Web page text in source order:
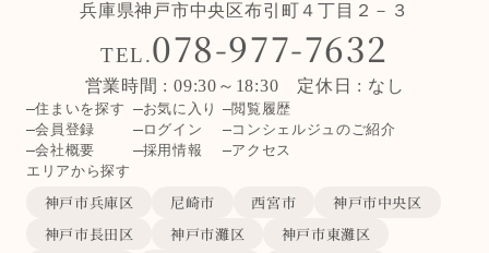
兵庫県神戸市中央区布引町４丁目２－３
TEL.078-977-7632
営業時間 : 09:30～18:30 定休日 : なし
住まいを探す お気に入り
閲覧履歴
会員登録
ログイン
コンシェルジュのご紹介
会社概要
採用情報
アクセス
エリアから探す
神戸市兵庫区 尼崎市 西宮市
神戸市中央区
神戸市長田区
神戸市灘区
神戸市東灘区